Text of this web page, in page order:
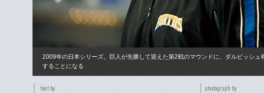
2009年の日本シリーズ。巨人が先勝して迎えた第2戦のマウンドに、ダルビッシ
することになる
text by photograph by